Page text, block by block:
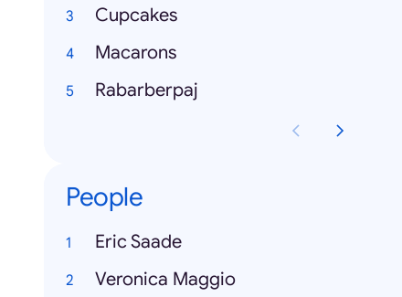
Cupcakes
Macarons
Rabarberpaj
People
Eric Saade
Veronica Maggio